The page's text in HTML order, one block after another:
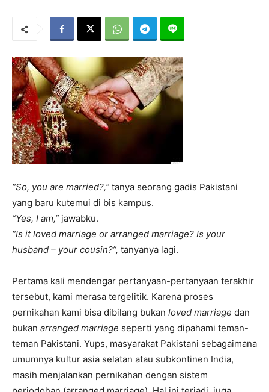
“So, you are married?,” tanya seorang gadis Pakistani
yang baru kutemui di bis kampus.
“Yes, I am,” jawabku.
“Is it loved marriage or arranged marriage? Is your
husband – your cousin?”, tanyanya lagi.
Pertama kali mendengar pertanyaan-pertanyaan terakhir
tersebut, kami merasa tergelitik. Karena proses
pernikahan kami bisa dibilang bukan loved marriage dan
bukan arranged marriage seperti yang dipahami teman-
teman Pakistani. Yups, masyarakat Pakistani sebagaimana
umumnya kultur asia selatan atau subkontinen India,
masih menjalankan pernikahan dengan sistem